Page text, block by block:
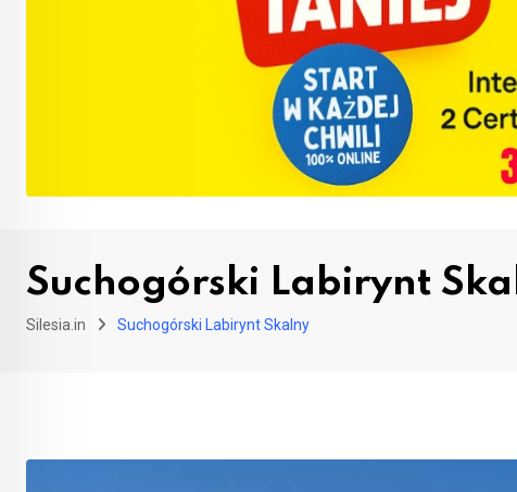
Suchogórski Labirynt
Silesia.in Suchogórski Labirynt Skalny